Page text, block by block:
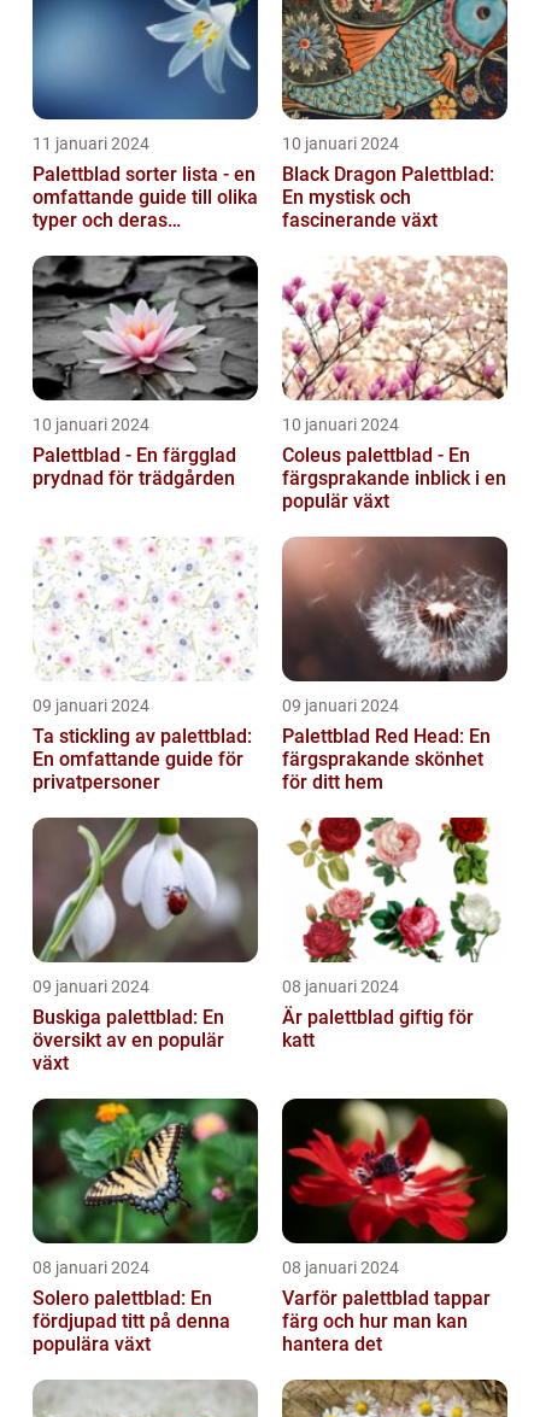
11 januari 2024
Palettblad sorter lista - en
omfattande guide till olika
typer och deras
10 januari 2024
Black Dragon Palettblad:
En mystisk och
fascinerande växt
10 januari 2024
Palettblad - En färgglad
prydnad för trädgården
10 januari 2024
Coleus palettblad - En
färgsprakande inblick i en
populär växt
09 januari 2024
Ta stickling av palettblad:
En omfattande guide för
privatpersoner
09 januari 2024
Palettblad Red Head: En
färgsprakande skönhet
för ditt hem
09 januari 2024
Buskiga palettblad: En
översikt av en populär
växt
08 januari 2024
Är palettblad giftig för
katt
08 januari 2024
Solero palettblad: En
fördjupad titt på denna
populära växt
08 januari 2024
Varför palettblad tappar
färg och hur man kan
hantera det